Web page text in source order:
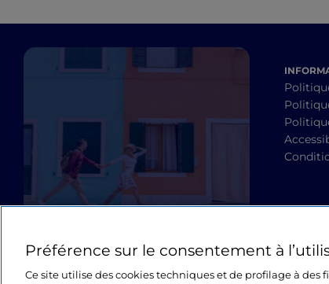
Préférence sur le consentement à
Ce site utilise des cookies techniques et de profilage à